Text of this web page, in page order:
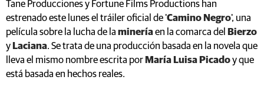
Tane Producciones y Fortune Films Productions han
estrenado este lunes el tráiler oficial de 'Camino Negro', una
película sobre la lucha de la mineríaen la comarca del
Bierzo
y Laciana. Se trata de una producción basada en la novela que
lleva el mismo nombre escrita por María Luisa Picadoy que
está basada en hechos reales.